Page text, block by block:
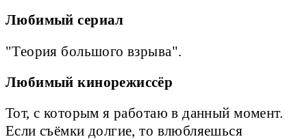
Любимый сериал
"Теория большого взрыва".
Любимый кинорежиссёр
Тот, с которым я работаю в данный момент.
Если съёмки долгие, то влюбляешься